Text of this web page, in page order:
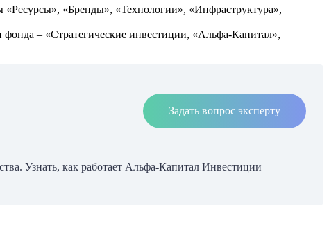
«Бренды», «Технологии», «Инфраструктура»,
фонда – «Стратегические инвестиции, «Альфа-Капитал»,
Задать вопрос эксперту
Узнать, как работает Альфа-Капитал Инвестиции